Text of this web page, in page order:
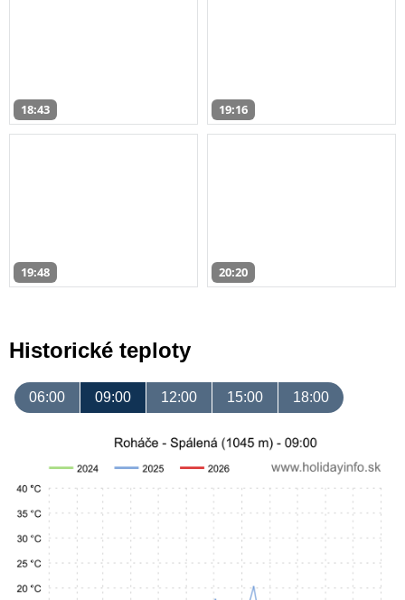
18:43 19:16
19:48 20:20
Historické teploty
06:00 09:00 12:00 15:00 18:00